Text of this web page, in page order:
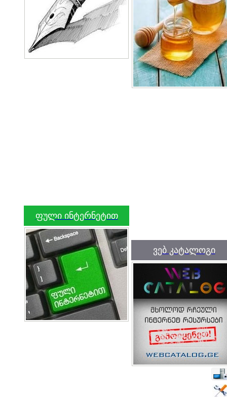
ფული ინტერნეტით
ვებ კატალოგი